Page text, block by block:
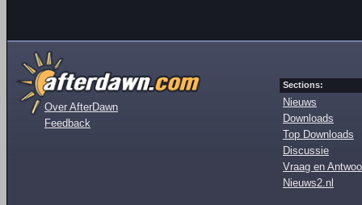
Over AfterDawn
Feedback
Sections:
Nieuws
Downloads
Top Downloads
Discussie
Vraag en
Nieuws2.nl